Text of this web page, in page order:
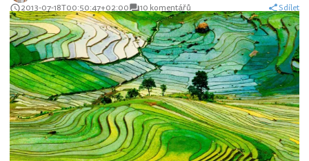
2013-07-18T00:50:47+02:00 10 komentářů Sdílet